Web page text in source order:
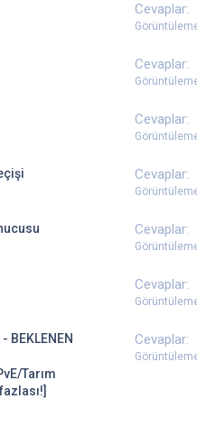
Cevaplar
Cevaplar
Cevaplar
Cevaplar
Cevaplar
Cevaplar
BEKLENEN
Tarım
Cevaplar